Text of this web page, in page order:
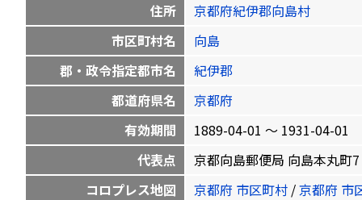
住所
京都府紀伊郡向島村
市区町村名
向島
郡・政令指定都市名
紀伊郡
都道府県名
京都府
有効期間
1889-04-01 〜 1931-04-01
代表点
京都向島郵便局 向島本丸町
コロプレス地図
京都府 市区町村 /京都府 市